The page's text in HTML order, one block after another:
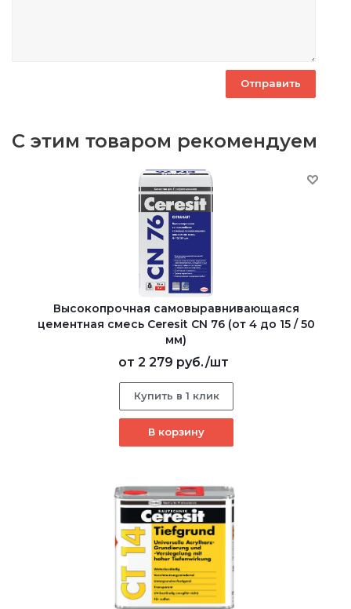
С этим товаром рекомендуем
Высокопрочная самовыравнивающаяся
цементная смесь Ceresit CN 76 (от 4 до 15 / 50
мм)
от 2 279 руб./шт
Купить в 1 клик
В корзину